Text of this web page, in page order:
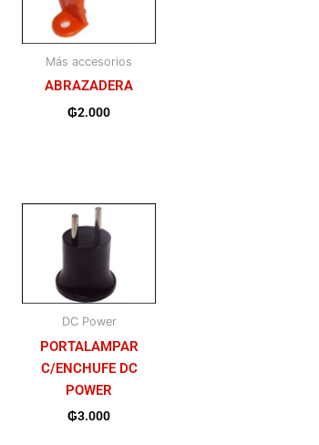
Más accesorios
ABRAZADERA
₲2.000
DC Power
PORTALAMPAR
C/ENCHUFE DC
POWER
₲3.000